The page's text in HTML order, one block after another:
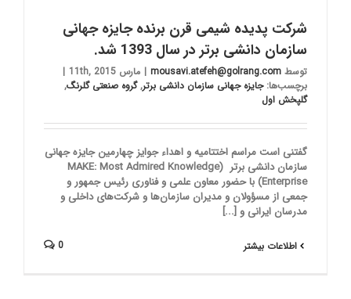
شرکت پدیده شیمی قرن برنده جایزه جهانی
سازمان دانشی برتر در سال 1393 شد.
توسط mousavi.atefeh@golrang.com
| مارس 11th, 2015
|
برچسب‌ها:جایزه جهانی سازمان دانشی برتر,گروه صنعتی گلرنگ,
گلپخش اول
گفتنی است مراسم اختتامیه و اهداء جوایز چهارمین جایزه جهانی
سازمان دانشی برتر (MAKE: Most Admired Knowledge
Enterprise) با حضور معاون علمی و فناوری رئیس جمهور و
جمعی از مسؤولان و مدیران سازمان‌ها و شرکت‌های داخلی و
مدرسان ایرانی و [...]
اطلاعات بیشتر 0